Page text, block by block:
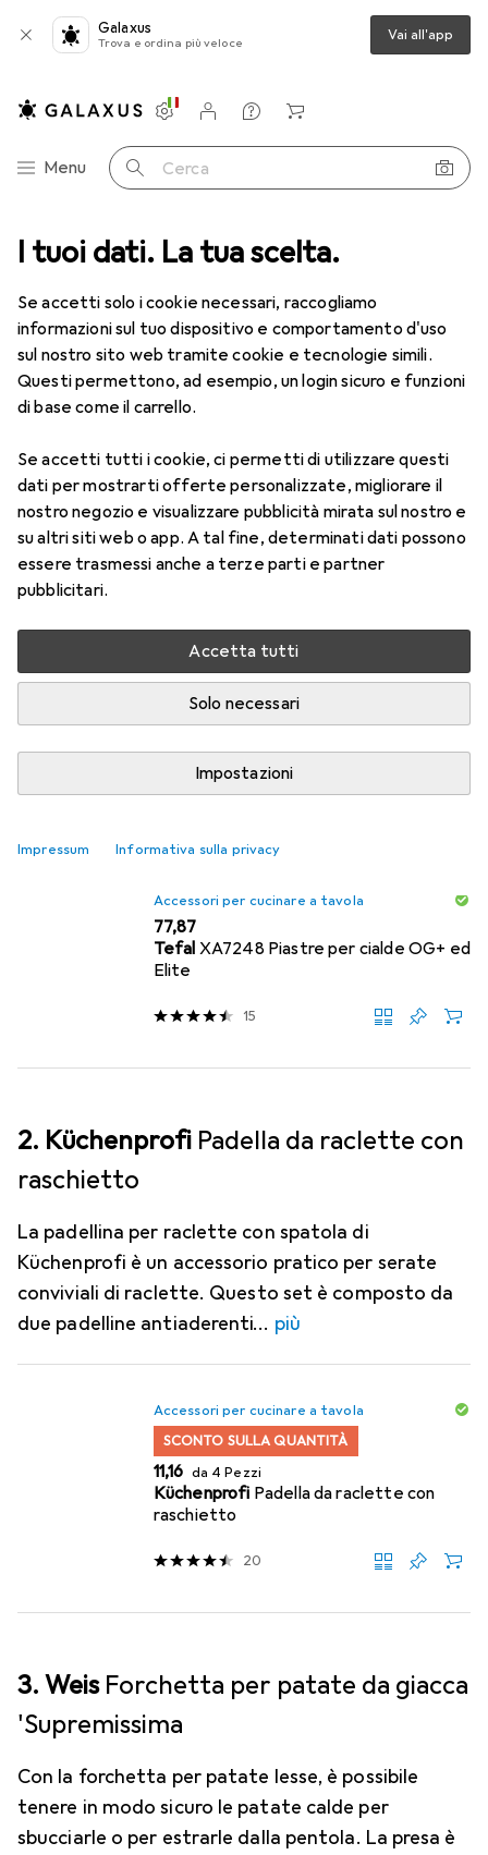
I tuoi dati. La tua scelta.
Se accetti solo i cookie necessari, raccogliamo
informazioni sul tuo dispositivo e comportamento d'uso
sul nostro sito web tramite cookie e tecnologie simili.
Questi permettono, ad esempio, un login sicuro e funzioni
di base come il carrello.
Se accetti tutti i cookie, ci permetti di utilizzare questi
dati per mostrarti offerte personalizzate, migliorare il
nostro negozio e visualizzare pubblicità mirata sul nostro e
su altri siti web o app. A tal fine, determinati dati possono
essere trasmessi anche a terze parti e partner
pubblicitari.
Accetta tutti
Solo necessari
Impostazioni
Impressum Informativa sulla privacy
Galaxus
Trova e ordina più veloce Vai all'app
Categoria Navigazione
Menu Cerca
Impostazioni
Conto cliente
Liste di confronto
Liste dei desideri
Carrello
I prodotti più venduti della
cucinare a tavola
Questa pagina è sempre aggiornata e si aggiorna
automaticamente. i
1. TefalXA7248 Piastre per cialde OG+
ed Elite
Goditi gli autentici waffle belgi. Piastra per waffle
con Optigrill. Piastre con rivestimento
antiaderente. Possono
più
Questo è ciò che pensano i clienti
Facilità di utilizzo
Accessori per cucinare a tavola
EUR
77,87
Tefal XA7248 Piastre per cialde OG+ ed
Elite
15
2. Küchenprofi Padella da raclette con
raschietto
La padellina per raclette con spatola di
Küchenprofi è un accessorio pratico per serate
conviviali di raclette. Questo set è composto da
due padelline antiaderenti
più
Accessori per cucinare a tavola
SCONTO SULLA QUANTITÀ
EUR
11,16 da 4 Pezzi
Küchenprofi Padella da raclette con
raschietto
20
3. WeisForchetta per patate da giacca
'Supremissima
Con la forchetta per patate lesse, è possibile
tenere in modo sicuro le patate calde per
sbucciarle o per estrarle dalla pentola. La presa è